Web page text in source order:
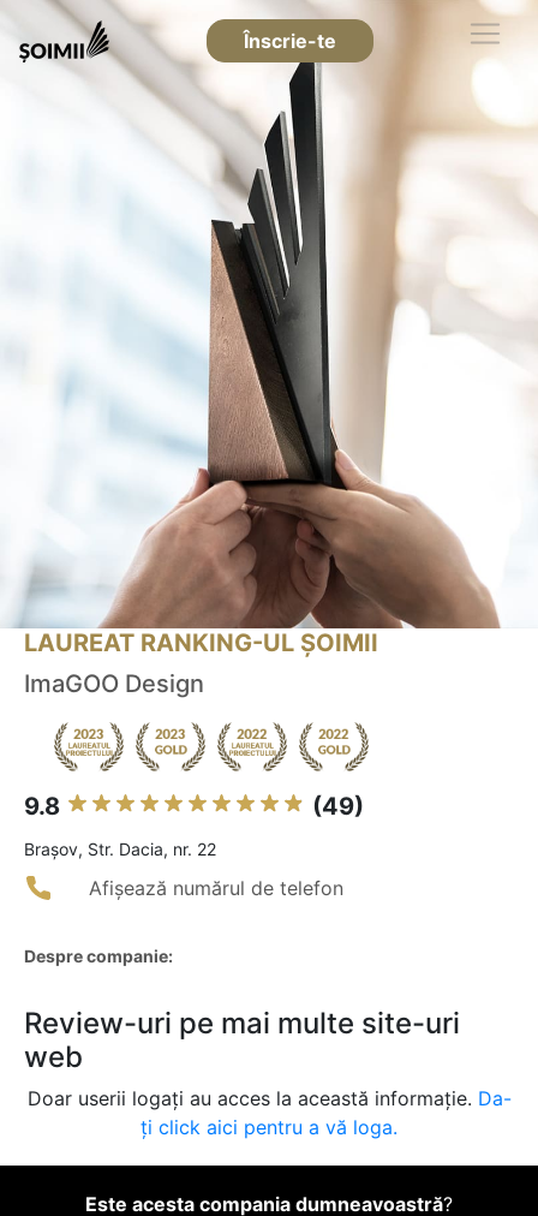
Înscrie-te
LAUREAT RANKING-UL ȘOIMII
ImaGOO Design
9.8 (49)
Braşov, Str. Dacia, nr. 22
Afișează numărul de telefon
Despre companie:
Review-uri pe mai multe site-uri
web
Doar userii logați au acces la această informație. Da-
ți click aici pentru a vă loga.
Este acesta compania dumneavoastră?